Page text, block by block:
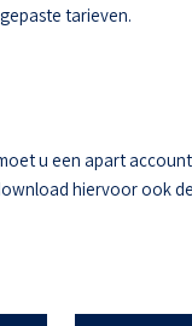
tarieven.
u een apart
hiervoor ook